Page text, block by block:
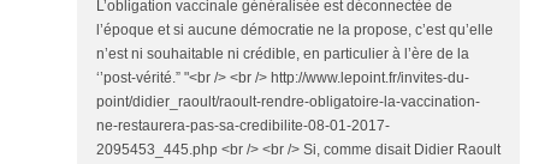
L’obligation vaccinale généralisée est déconnectée de
l’époque et si aucune démocratie ne la propose, c’est qu’elle
n’est ni souhaitable ni crédible, en particulier à l’ère de la
‘’post-vérité.” "<br /> <br /> http://www.lepoint.fr/invites-du-
point/didier_raoult/raoult-rendre-obligatoire-la-vaccination-
ne-restaurera-pas-sa-credibilite-08-01-2017-
2095453_445.php <br /> <br /> Si, comme disait Didier Raoult